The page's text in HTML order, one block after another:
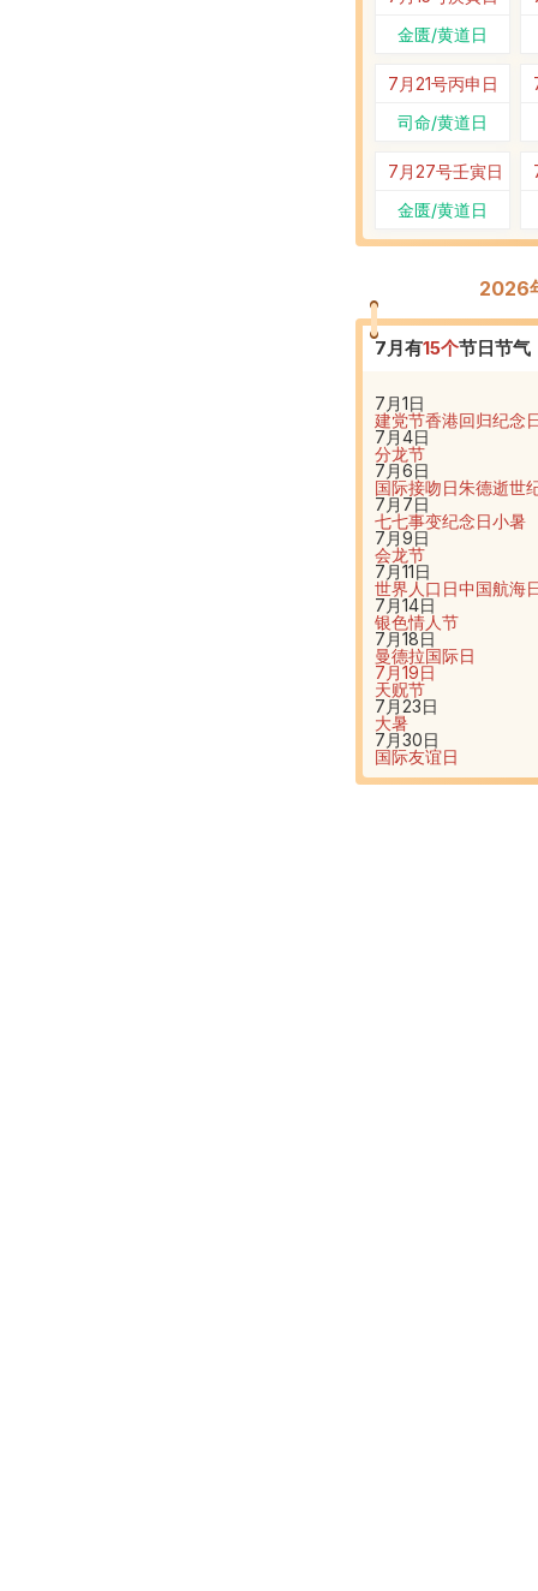
金匮/黄道日
7月21号丙申日
司命/黄道日
7月27号壬寅日
金匮/黄道日
2026
7月有15个节日节气
7月1日
建党节香港回归纪念
7月4日
分龙节
7月6日
国际接吻日朱德逝世
7月7日
七七事变纪念日小暑
7月9日
会龙节
7月11日
世界人口日中国航海
7月14日
银色情人节
7月18日
曼德拉国际日
7月19日
天贶节
7月23日
大暑
7月30日
国际友谊日